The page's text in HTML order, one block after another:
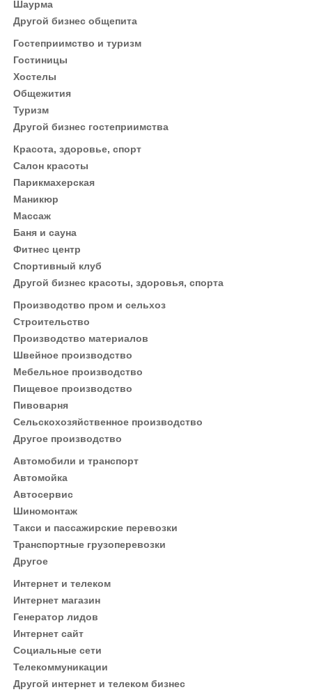
Шаурма
Другой бизнес общепита
Гостеприимство и туризм
Гостиницы
Хостелы
Общежития
Туризм
Другой бизнес гостеприимства
Красота, здоровье, спорт
Салон красоты
Парикмахерская
Маникюр
Массаж
Баня и сауна
Фитнес центр
Спортивный клуб
Другой бизнес красоты, здоровья, спорта
Производство пром и сельхоз
Строительство
Производство материалов
Швейное производство
Мебельное производство
Пищевое производство
Пивоварня
Сельскохозяйственное производство
Другое производство
Автомобили и транспорт
Автомойка
Автосервис
Шиномонтаж
Такси и пассажирские перевозки
Транспортные грузоперевозки
Другое
Интернет и телеком
Интернет магазин
Генератор лидов
Интернет сайт
Социальные сети
Телекоммуникации
Другой интернет и телеком бизнес